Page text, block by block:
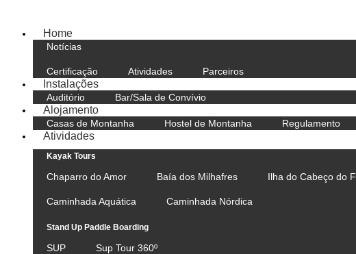
Home
Notícias
Certificação Atividades Parceiros
Instalações
Auditório Bar/Sala de Convívio
Alojamento
Casas de Montanha Hostel de Montanha Regulamento
Atividades
Kayak Tours
Chaparro do Amor Baía dos Milhafres Ilha do Cabeço do
Caminhada Aquática Caminhada Nórdica
Stand Up Paddle Boarding
SUP Sup Tour 360º